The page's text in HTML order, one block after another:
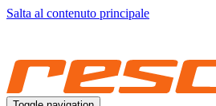
Salta al contenuto principale